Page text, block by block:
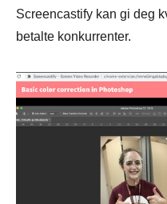
Screencastify kan gi deg
betalte konkurrenter.